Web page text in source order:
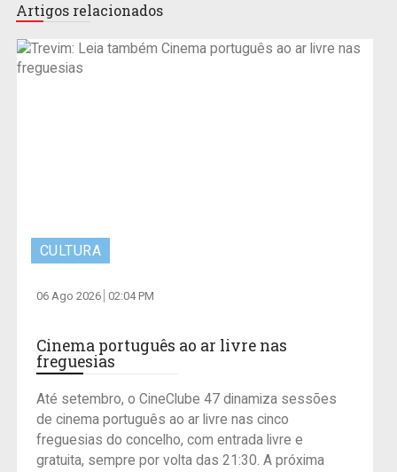
Artigos relacionados
CULTURA
06 Ago 2026 02:04 PM
Cinema português ao ar livre nas
freguesias
Até setembro, o CineClube 47 dinamiza sessões
de cinema português ao ar livre nas cinco
freguesias do concelho, com entrada livre e
gratuita, sempre por volta das 21:30. A próxima